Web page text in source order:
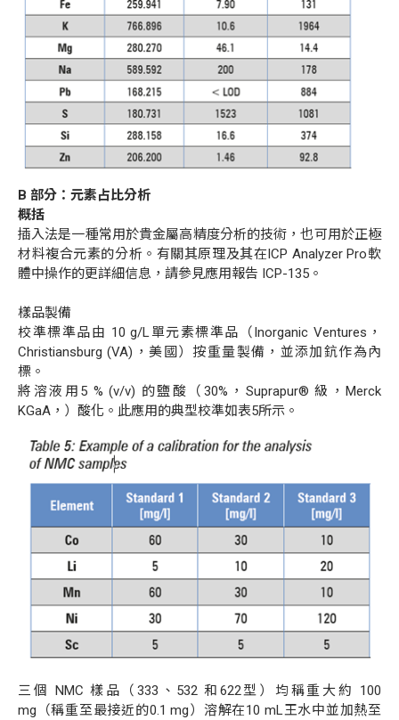
B 部分：元素占比分析
概括
插入法是一種常用於貴金屬高精度分析的技術，也可用於正極
材料複合元素的分析。有關其原理及其在ICP Analyzer Pro軟
體中操作的更詳細信息，請參見應用報告 ICP-135 。
樣品製備
校準標準品由 10 g/L單元素標準品（Inorganic Ventures ，
Christiansburg (VA) ，美國）按重量製備，並添加鈧作為內
標。
將溶液用 5 % (v/v) 的鹽酸（ 30% ， Suprapur® 級， Merck
KGaA ，）酸化。此應用的典型校準如表5所示。
三個 NMC 樣品（ 333 、 532和 622型）均稱重大約
100
mg （稱重至最接近的0.1 mg）溶解在10 mL王水中並加熱至